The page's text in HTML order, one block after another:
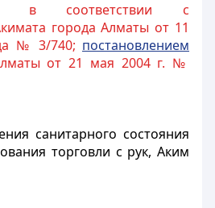
в соответствии с
города Алматы от 11
№ 3/740; постановлением
от 21 мая 2004 г. №
санитарного состояния
торговли с рук, Аким